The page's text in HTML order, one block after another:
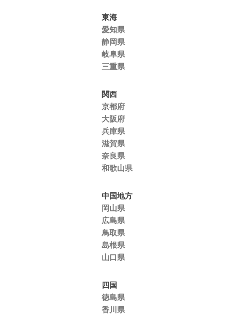
東海
愛知県
静岡県
岐阜県
三重県
関西
京都府
大阪府
兵庫県
滋賀県
奈良県
和歌山県
中国地方
岡山県
広島県
鳥取県
島根県
山口県
四国
徳島県
香川県